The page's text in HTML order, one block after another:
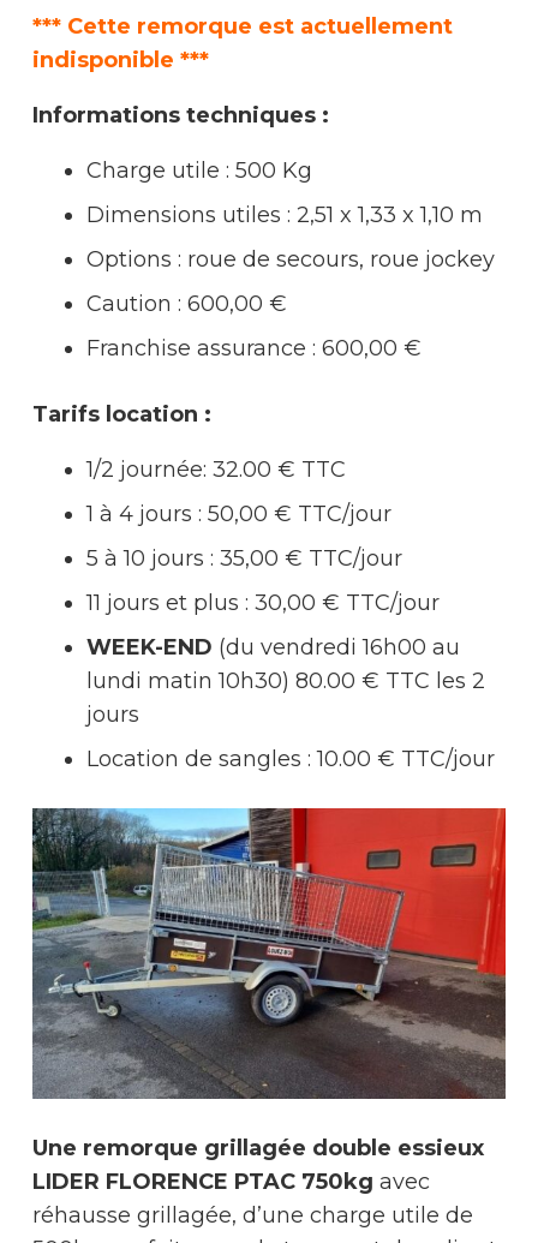
*** Cette remorque est actuellement
indisponible ***
Informations techniques :
Charge utile : 500 Kg
Dimensions utiles : 2,51 x 1,33 x 1,10 m
Options : roue de secours, roue jockey
Caution : 600,00 €
Franchise assurance : 600,00 €
Tarifs location :
1/2 journée: 32.00 € TTC
1 à 4 jours : 50,00 € TTC/jour
5 à 10 jours : 35,00 € TTC/jour
11 jours et plus : 30,00 € TTC/jour
WEEK-END (du vendredi 16h00 au
lundi matin 10h30) 80.00 € TTC les 2
jours
Location de sangles : 10.00 € TTC/jour
Une remorque grillagée double essieux
LIDER FLORENCE PTAC 750kg avec
réhausse grillagée, d’une charge utile de